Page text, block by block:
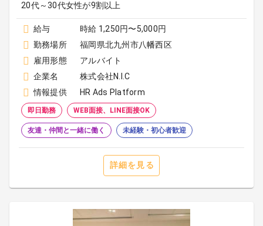
20代～30代女性が9割以上
給与
時給 1,250円〜5,000円
勤務場所
福岡県北九州市八幡西区
雇用形態
アルバイト
企業名
株式会社N.I.C
情報提供
HR Ads Platform
即日勤務 WEB面接、LINE面接OK
友達・仲間と一緒に働く 未経験・初心者歓迎
詳細を見る